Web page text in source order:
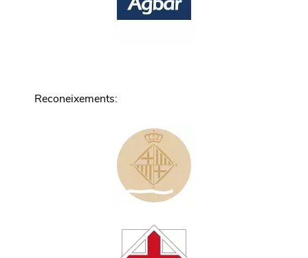
Reconeixements: